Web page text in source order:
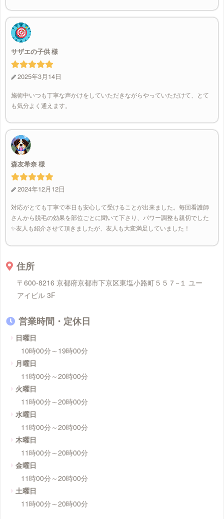
サザエの子供
2025年3月14日
施術中いつも丁寧な声かけをしていただきながらやっていただけて、とて
も気分よく通えます。
森友希奈
2024年12月12日
対応がとても丁寧で本日も安心して受けることが出来ました。毎回看護師
さんから脱毛の効果を部位ごとに聞いて下さり、パワー調整も親切でした
✨友人も紹介させて頂きましたが、友人も大変満足していました！
住所
〒600-8216 京都府京都市下京区東塩小路町５５７−１ ユー
アイビル 3F
営業時間・定休日
日曜日
10時00分～19時00分
月曜日
11時00分～20時00分
火曜日
11時00分～20時00分
水曜日
11時00分～20時00分
木曜日
11時00分～20時00分
金曜日
11時00分～20時00分
土曜日
11時00分～20時00分